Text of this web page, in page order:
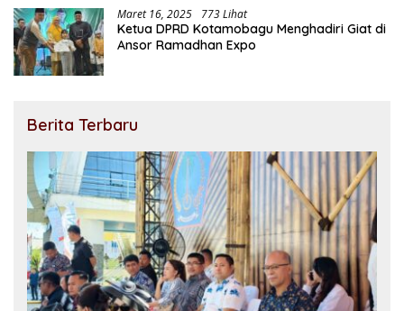
Maret 16, 2025 773 Lihat
Ketua DPRD Kotamobagu Menghadiri Giat di
Ansor Ramadhan Expo
Berita Terbaru